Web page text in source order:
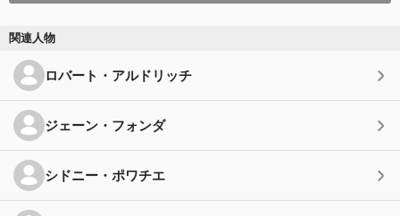
関連人物
ロバート・アルドリッチ
ジェーン・フォンダ
シドニー・ポワチエ